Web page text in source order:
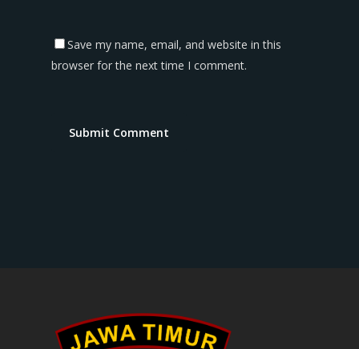
Save my name, email, and website in this
browser for the next time I comment.